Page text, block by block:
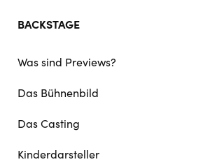
BACKSTAGE
Was sind Previews?
Das Bühnenbild
Das Casting
Kinderdarsteller